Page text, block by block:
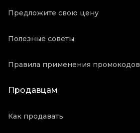
Предложите свою цену
Полезные советы
Правила применения промокодов
Продавцам
Как продавать